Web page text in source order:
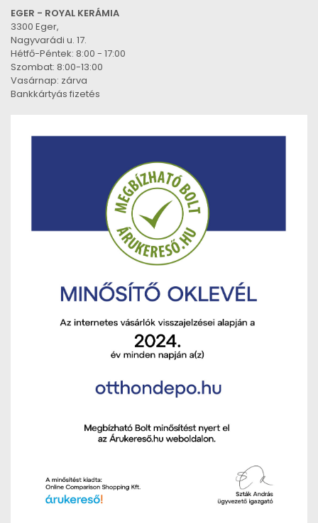
EGER - ROYAL KERÁMIA
3300 Eger,
Nagyvarádi u. 17.
Hétfő-Péntek: 8:00 - 17:00
Szombat: 8:00-13:00
Vasárnap: zárva
Bankkártyás fizetés